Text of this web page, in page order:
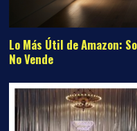
Lo Más Útil de Amazon:
No Vende